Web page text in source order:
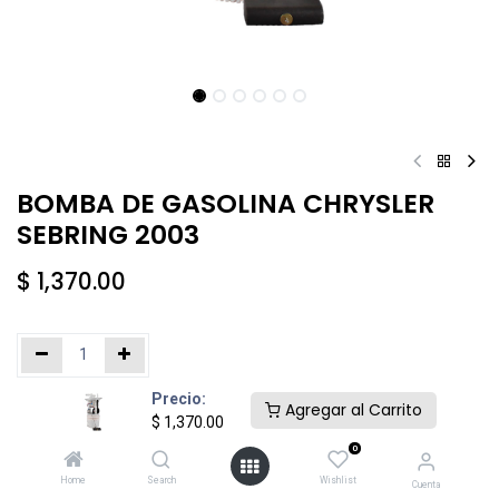
Precio:
$ 1,370.00
Agregar al Carrito
Home Search
0
Wishlist Cuenta
BOMBA DE GASOLINA CHRYSLER
SEBRING 2003
$ 1,370.00
Añadir al carrito Comprar ahora
Agregar a la lista de deseos